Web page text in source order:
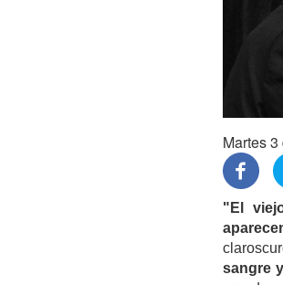
Martes
"El
sangre